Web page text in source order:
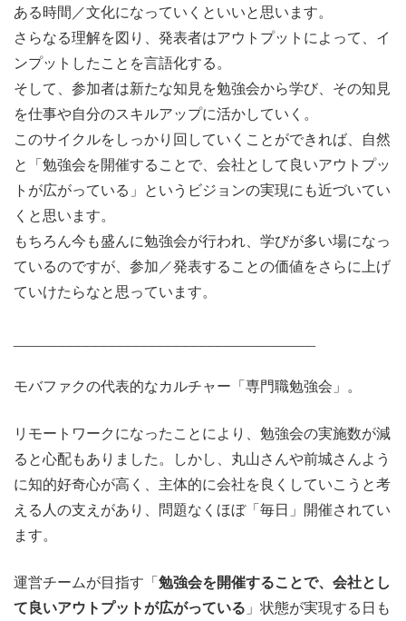
ある時間／文化になっていくといいと思います。
さらなる理解を図り、発表者はアウトプットによって、イ
ンプットしたことを言語化する。
そして、 参加者は新たな知見を勉強会から学び、その知見
を仕事や自分のスキルアップに活かしていく 。
このサイクルをしっかり回していくことができれば、自然
と「勉強会を開催することで、会社として良いアウトプッ
トが広がっている」というビジョンの実現にも近づいてい
くと思います。
もちろん今も盛んに勉強会が行われ、学びが多い場になっ
ているのですが、参加／発表することの価値をさらに上げ
ていけたらなと思っています。
モバファクの代表的なカルチャー「専門職勉強会」。
リモートワークになったことにより、勉強会の実施数が減
ると心配もありました。
しかし、丸山さんや前城さんよう
に知的好奇心が高く、主体的に会社を良くしていこうと考
える人の支えがあり、問題なくほぼ「毎日」開催されてい
ます。
運営チームが目指す「勉強会を開催することで、会社とし
て良いアウトプットが広がっている 」状態が実現する日も